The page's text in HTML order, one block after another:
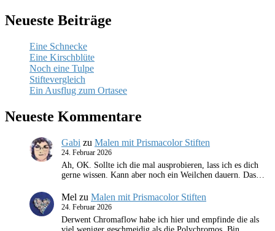
Neueste Beiträge
Eine Schnecke
Eine Kirschblüte
Noch eine Tulpe
Stiftevergleich
Ein Ausflug zum Ortasee
Neueste Kommentare
Gabi zu Malen mit Prismacolor Stiften
24. Februar 2026
Ah, OK. Sollte ich die mal ausprobieren, lass ich es dich
gerne wissen. Kann aber noch ein Weilchen dauern. Das…
Mel zu Malen mit Prismacolor Stiften
24. Februar 2026
Derwent Chromaflow habe ich hier und empfinde die als